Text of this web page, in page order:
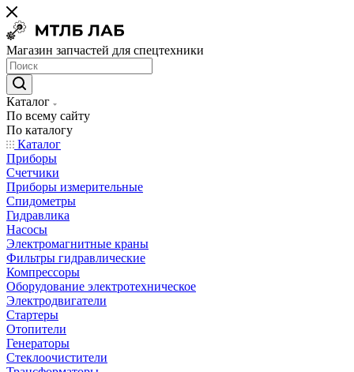
Магазин запчастей для спецтехники
Каталог
По всему сайту
По каталогу
Каталог
Приборы
Счетчики
Приборы измерительные
Спидометры
Гидравлика
Насосы
Электромагнитные краны
Фильтры гидравлические
Компрессоры
Оборудование электротехническое
Электродвигатели
Стартеры
Отопители
Генераторы
Стеклоочистители